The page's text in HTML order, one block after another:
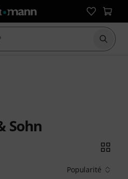
Sohn
Popularité